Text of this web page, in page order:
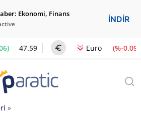
Ekonomi, Finans
İNDİR
47.59 Euro (%-0.09)
»